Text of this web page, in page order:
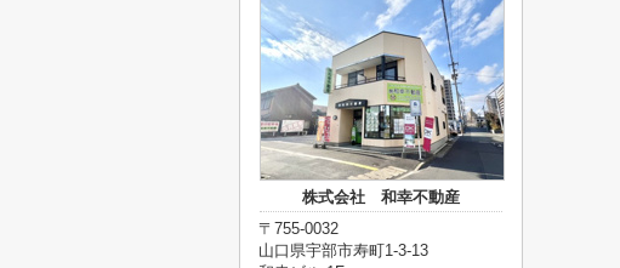
株式会社 和幸不動産
〒755-0032
山口県宇部市寿町1-3-13